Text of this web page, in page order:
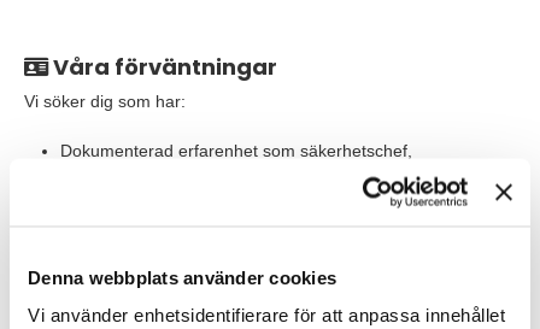
Denna webbplats använder cookies
Vi använder enhetsidentifierare för att anpassa innehållet
Våra förväntningar
Vi söker dig som har:
Dokumenterad erfarenhet som säkerhetschef,
säkerhetsansvarig eller CISO, med vana att leda och
utveckla säkerhetsarbete på både strategisk och operativ
Gedigen erfarenhet av systematiskt säkerhetsarbete,
kontinuitetsplanering och säkerhetsskydd.